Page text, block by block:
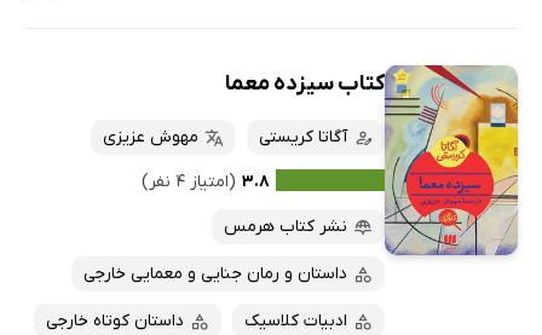
کتاب سیزده معما
آگاتا کریستی
مهوش عزیزی
۳.۸ (امتیاز ۴ نفر)
نشر کتاب هرمس
داستان و رمان جنایی و معمایی خارجی
ادبیات کلاسیک داستان کوتاه خارجی